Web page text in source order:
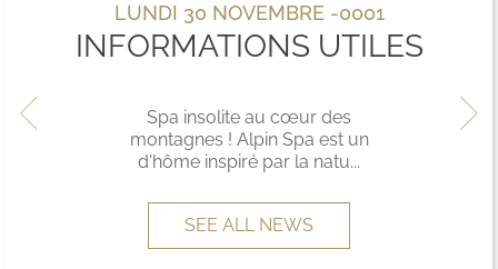
LUNDI 30 NOVEMBRE -0001
INFORMATIONS UTILES
Spa insolite au cœur des
montagnes ! Alpin Spa est un
d'hôme inspiré par la natu...
SEE ALL NEWS